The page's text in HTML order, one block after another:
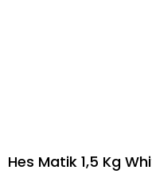
Hes Matik 1,5 Kg